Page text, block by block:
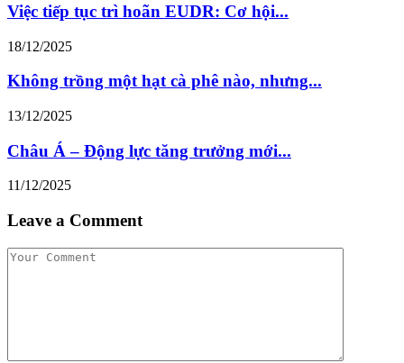
Việc tiếp tục trì hoãn EUDR: Cơ hội...
18/12/2025
Không trồng một hạt cà phê nào, nhưng...
13/12/2025
Châu Á – Động lực tăng trưởng mới...
11/12/2025
Leave a Comment